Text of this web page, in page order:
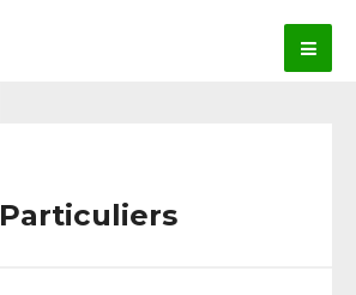
Particuliers